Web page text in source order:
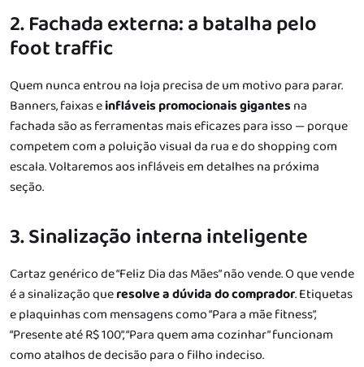
2. Fachada externa: a batalha pelo
foot traffic
Quem nunca entrou na loja precisa de um motivo para parar.
Banners, faixas einfláveis promocionais gigantes na
fachada são as ferramentas mais eficazes para isso — porque
competem com a poluição visual da rua e do shopping com
escala. Voltaremos aos infláveis em detalhes na próxima
seção.
3. Sinalização interna inteligente
Cartaz genérico de “Feliz Dia das Mães” não vende. O que vende
é a sinalização queresolve a dúvida do comprador. Etiquetas
e plaquinhas com mensagens como “Para a mãe fitness”,
“Presente até R$ 100”, “Para quem ama cozinhar” funcionam
como atalhos de decisão para o filho indeciso.